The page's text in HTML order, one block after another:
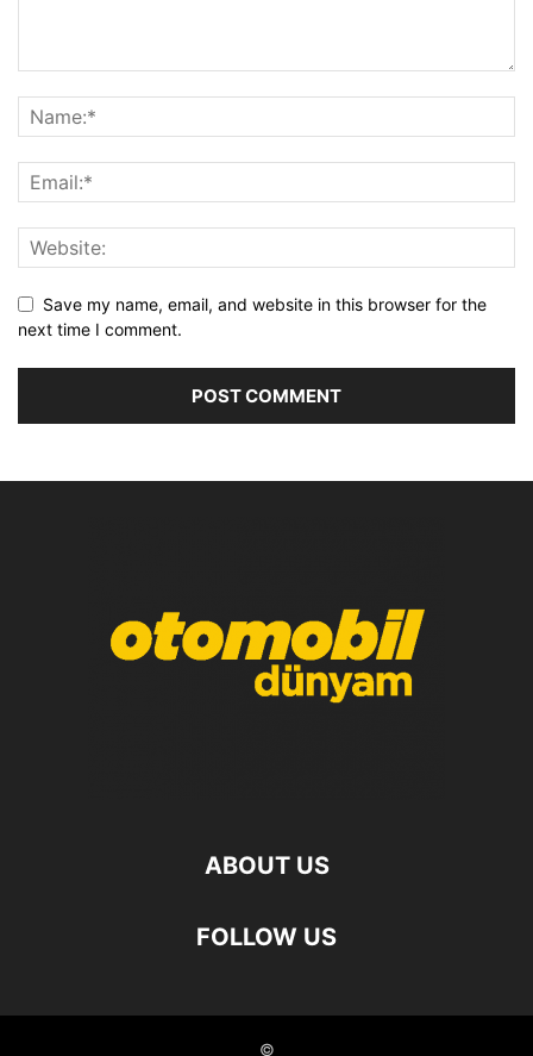
Save my name, email, and website in this browser for the
next time I comment.
ABOUT US
FOLLOW US
©